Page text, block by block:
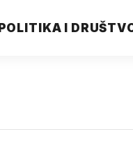
POLITIKA I